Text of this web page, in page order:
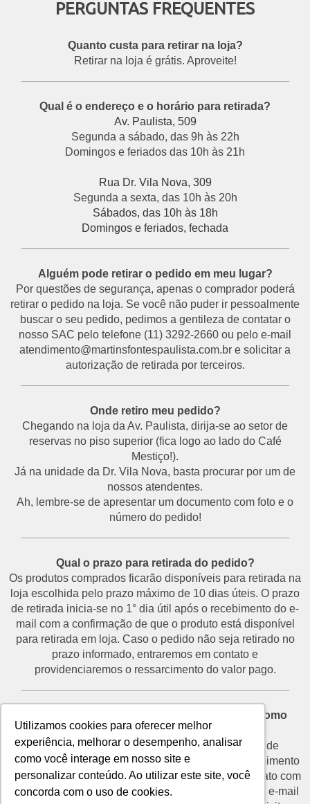
Utilizamos cookies para oferecer melhor
experiência, melhorar o desempenho, analisar
como você interage em nosso site e
personalizar conteúdo. Ao utilizar este site, você
concorda com o uso de cookies.
PERGUNTAS FREQUENTES
Quanto custa para retirar na loja?
Retirar na loja é grátis. Aproveite!
Qual é o endereço e o horário para retirada?
Av. Paulista, 509
Segunda a sábado, das 9h às 22h
Domingos e feriados das 10h às 21h
Rua Dr. Vila Nova, 309
Segunda a sexta, das 10h às 20h
Sábados, das 10h às 18h
Domingos e feriados, fechada
Alguém pode retirar o pedido em meu lugar?
Por questões de segurança, apenas o comprador poderá
retirar o pedido na loja. Se você não puder ir pessoalmente
buscar o seu pedido, pedimos a gentileza de contatar o
nosso SAC pelo telefone (11) 3292-2660 ou pelo e-mail
atendimento@martinsfontespaulista.com.br e solicitar a
autorização de retirada por terceiros.
Onde retiro meu pedido?
Chegando na loja da Av. Paulista, dirija-se ao setor de
reservas no piso superior (fica logo ao lado do Café
Mestiço!).
Já na unidade da Dr. Vila Nova, basta procurar por um de
nossos atendentes.
Ah, lembre-se de apresentar um documento com foto e o
número do pedido!
Qual o prazo para retirada do pedido?
Os produtos comprados ficarão disponíveis para retirada na
loja escolhida pelo prazo máximo de 10 dias úteis. O prazo
de retirada inicia-se no 1° dia útil após o recebimento do e-
mail com a confirmação de que o produto está disponível
para retirada em loja. Caso o pedido não seja retirado no
prazo informado, entraremos em contato e
providenciaremos o ressarcimento do valor pago.
Desisti do pedido e não vou retirá-lo na loja. Como
proceder?
O prazo para devolução de produtos por motivo de
desistência é de até 7 dias corridos a partir do recebimento
do e-mail de confirmação de retirada. Entre em contato com
o nosso SAC através do telefone (11) 3292-2660 ou e-mail